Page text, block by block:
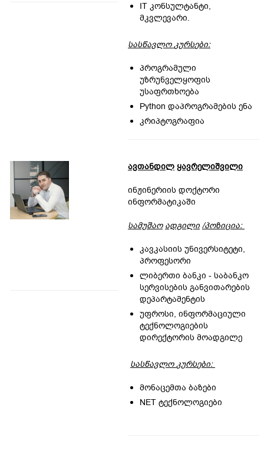
IT კონსულტანტი,
მკვლევარი.
სასწავლოკურსები:
პროგრამული
უზრუნველყოფის
უსაფრთხოება
Python დაპროგრამების ენა
კრიპტოგრაფია
ავთანდილ ყავრელიშვილი
ინჟინერიის დოქტორი
ინფორმატიკაში
სამუშაო ადგილი /პოზიცია:
კავკასიის უნივერსიტეტი,
პროფესორი
ლიბერთი ბანკი - საბანკო
სერვისების განვითარების
დეპარტამენტის
უფროსი, ინფორმაციული
ტექნოლოგიების
დირექტორის მოადგილე
სასწავლოკურსები:
მონაცემთა ბაზები
NET ტექნოლოგიები